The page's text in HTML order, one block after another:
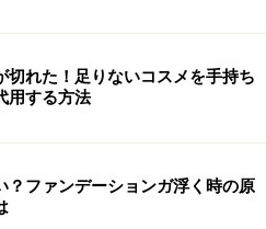
切れた！足りないコスメを手持ち
用する方法
？ファンデーションガ浮く時の原